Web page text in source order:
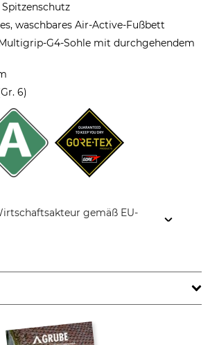
waschbares Air-Active-Fußbett
G4-Sohle mit durchgehendem
6)
gemäß EU-
www.meindl.de
Schafthöhe
11 cm